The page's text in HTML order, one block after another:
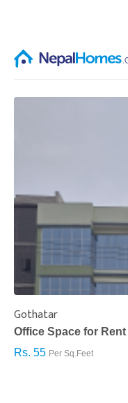
Gothatar
Office Space for
Rs. 55 Per Sq.Feet